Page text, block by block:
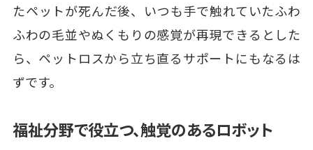
たペットが死んだ後、いつも手で触れていたふわ
ふわの毛並やぬくもりの感覚が再現できるとした
ら、ペットロスから立ち直るサポートにもなるは
ずです。
福祉分野で役立つ、触覚のあるロボット